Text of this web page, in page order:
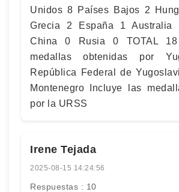
Unidos 8 Países Bajos 2
Grecia 2 España 1 Australia
China 0 Rusia 0 TOTAL
medallas obtenidas por
República Federal de
Montenegro Incluye las
por la URSS
Irene Tejada
2025-08-15 14:24:56
Respuestas : 10